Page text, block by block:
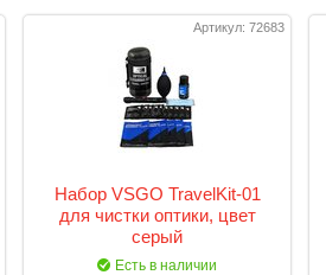
Артикул: 72683
Набор VSGO TravelKit-01
для чистки оптики, цвет
серый
Есть в наличии